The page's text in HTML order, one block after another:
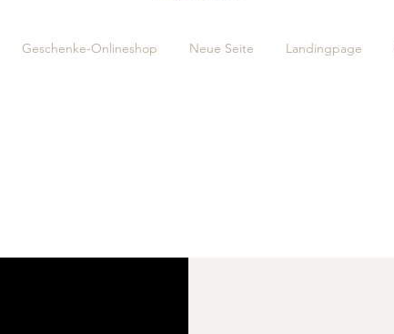
Geschenke-Onlineshop Neue Seite Landingpage